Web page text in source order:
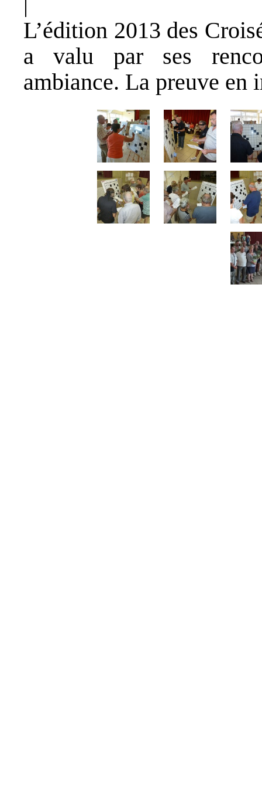
L’édition 2013 des
a valu par ses
ambiance. La preuve en